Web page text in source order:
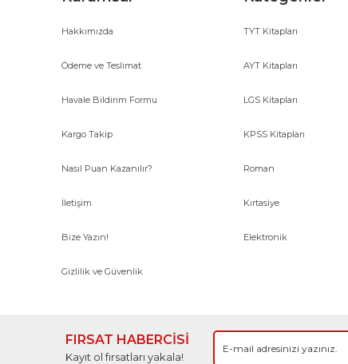
Hakkımızda
Ödeme ve Teslimat
Havale Bildirim Formu
Kargo Takip
Nasıl Puan Kazanılır?
İletişim
Bize Yazın!
Gizlilik ve Güvenlik
TYT Kitapları
AYT Kitapları
LGS Kitapları
KPSS Kitapları
Roman
Kırtasiye
Elektronik
FIRSAT HABERCİSİ
Kayıt ol fırsatları yakala!